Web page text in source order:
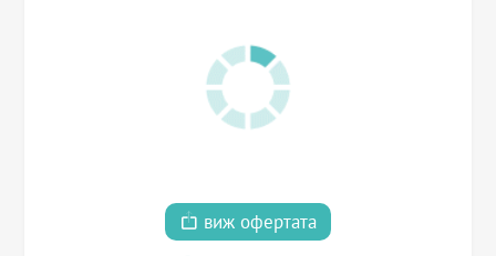
виж офертата